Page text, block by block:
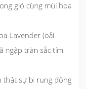
gió cùng mùi hoa
Lavender (oải
ngập tràn sắc tím
thật sự bị rung động